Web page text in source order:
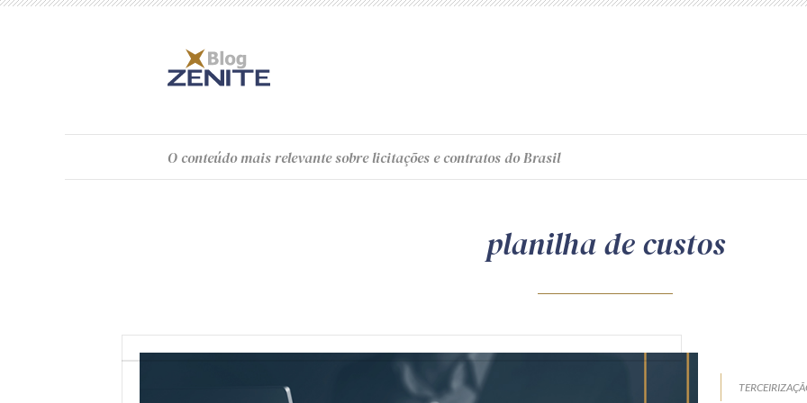
O conteúdomais relevante sobre licitações e contratos do Brasil
planilha de custos